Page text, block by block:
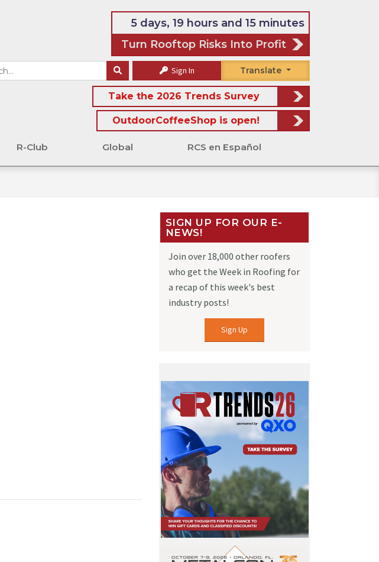
5 days, 19 hours and 15 minutes
Turn Rooftop Risks Into Profit
Sign In Translate
Take the 2026 Trends Survey
OutdoorCoffeeShop is open!
R-Club Global RCS en Español
SIGN UP FOR OUR E-
NEWS!
Join over 18,000 other roofers
who get the Week in Roofing for
a recap of this week's best
industry posts!
Sign Up